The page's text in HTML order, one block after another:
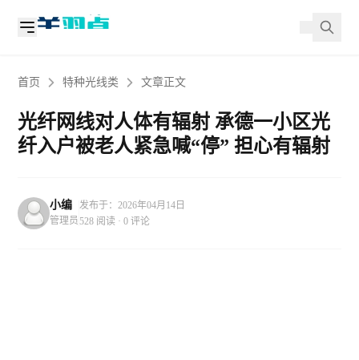
首页 特种光线类 文章正文
光纤网线对人体有辐射 承德一小区光
纤入户被老人紧急喊“停” 担心有辐射
小编
管理员
发布于：2026年04月14日
528 阅读 · 0 评论